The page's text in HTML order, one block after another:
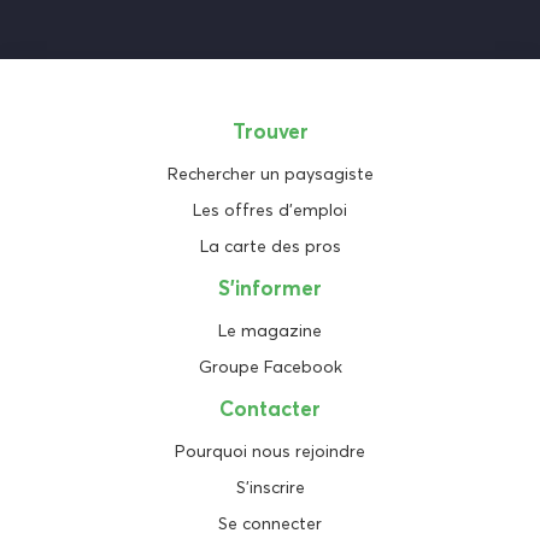
Trouver
Rechercher un paysagiste
Les offres d'emploi
La carte des pros
S'informer
Le magazine
Groupe Facebook
Contacter
Pourquoi nous rejoindre
S'inscrire
Se connecter